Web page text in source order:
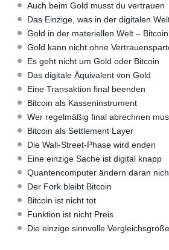
Auch beim Gold musst du vertrauen
Das Einzige, was in der digitalen
Gold in der materiellen Welt –
Gold kann nicht ohne
Es geht nicht um Gold oder Bitcoin
Das digitale Äquivalent von Gold
Eine Transaktion final beenden
Bitcoin als Kasseninstrument
Wer regelmäßig final abrechnen
Bitcoin als Settlement Layer
Die Wall-Street-Phase wird enden
Eine einzige Sache ist digital knapp
Quantencomputer ändern daran
Der Fork bleibt Bitcoin
Bitcoin ist nicht tot
Funktion ist nicht Preis
Die einzige sinnvolle Vergleichsgröße